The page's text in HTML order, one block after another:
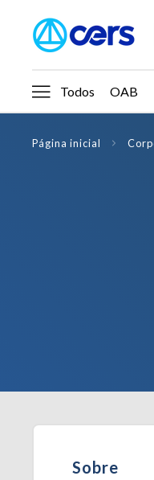
Todos OAB
Página inicial
Sobre